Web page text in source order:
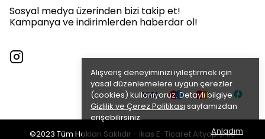
Alışveriş deneyiminizi iyileştirmek için
yasal düzenlemelere uygun çerezler
(cookies) kullanıyoruz. Detaylı bilgiye
Gizlilik ve Çerez Politikası sayfamızdan
erişebilirsiniz.
Anladım
Sosyal medya üzerinden bizi takip et!
Kampanya ve indirimlerden haberdar ol!
©2023 Tüm Hakları Saklıdır - ikas E-Ticaret Altyapısı ile